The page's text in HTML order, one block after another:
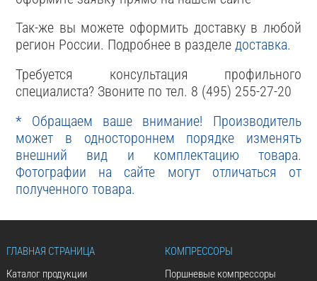
Так-же вы можете оформить доставку в любой
регион России. Подробнее в разделедоставка.
Требуется консультация профильного
специалиста? Звоните по тел. 8 (495) 255-27-20
* Обращаем ваше внимание! Производитель
может в одностороннем порядке изменять
внешний вид и комплектацию товара.
Фотографии на сайте могут отличаться от
полученного товара.
ГЛАВНАЯ СТРАНИЦА
Каталог продукции
КОМПРЕССОРЫ
Поршневые компрессоры